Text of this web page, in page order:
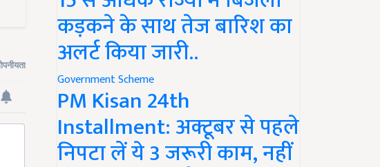
कड़कने के साथ तेज बारिश का
अलर्ट किया जारी..
Government Scheme
PM Kisan 24th
Installment: अक्टूबर से पहले
निपटा लें ये 3 जरूरी काम, नहीं